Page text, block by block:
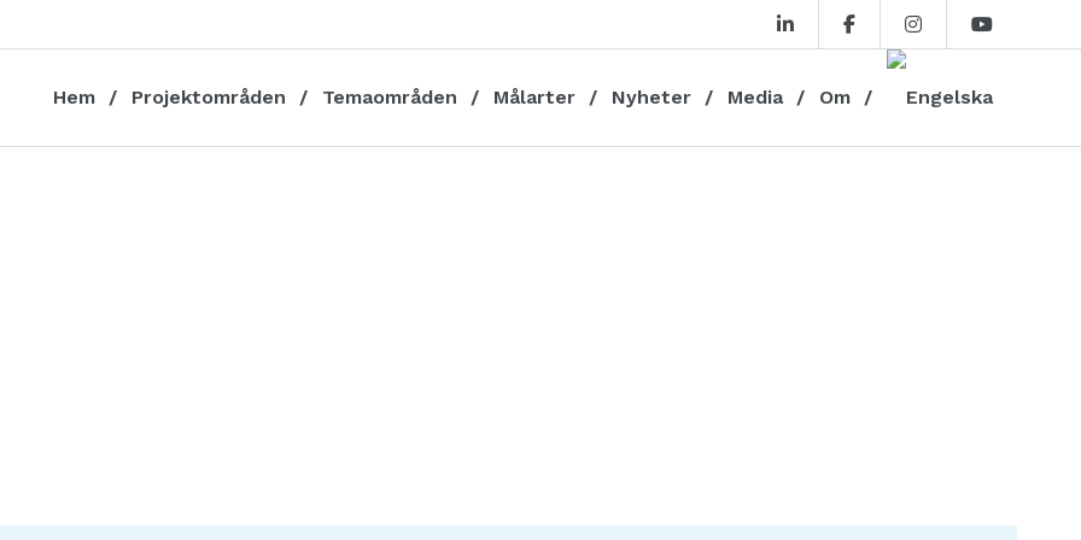
Hem Projektområden Temaområden Målarter Nyheter Media Om